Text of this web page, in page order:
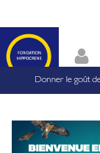
Donner le goût